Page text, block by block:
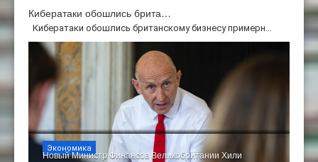
Кибератаки обошлись брита…
Кибератаки обошлись британскому бизнесу примерн…
Новый Министр Финансов Великобритании Хили
Экономика